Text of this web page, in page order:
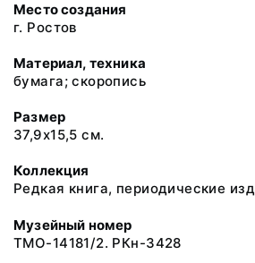
Место создания
г. Ростов
Материал, техника
бумага; скоропись
Размер
37,9х15,5 см.
Коллекция
Редкая книга, периодические
Музейный номер
ТМО-14181/2. РКн-3428